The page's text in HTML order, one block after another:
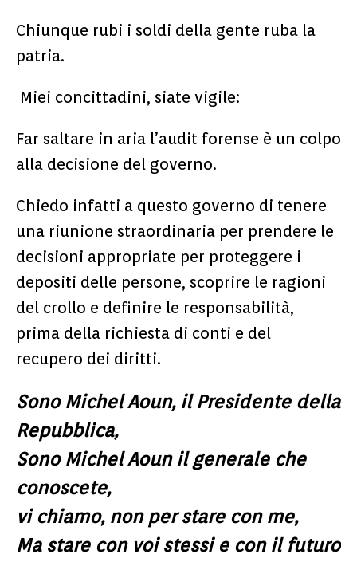
Chiunque rubi i soldi della gente ruba la
patria.
Miei concittadini, siate vigile:
Far saltare in aria l’audit forense è un colpo
alla decisione del governo.
Chiedo infatti a questo governo di tenere
una riunione straordinaria per prendere le
decisioni appropriate per proteggere i
depositi delle persone, scoprire le ragioni
del crollo e definire le responsabilità,
prima della richiesta di conti e del
recupero dei diritti.
Sono Michel Aoun, il Presidente della
Repubblica,
Sono Michel Aoun il generale che
conoscete,
vi chiamo, non per stare con me,
Ma stare con voi stessi e con il futuro